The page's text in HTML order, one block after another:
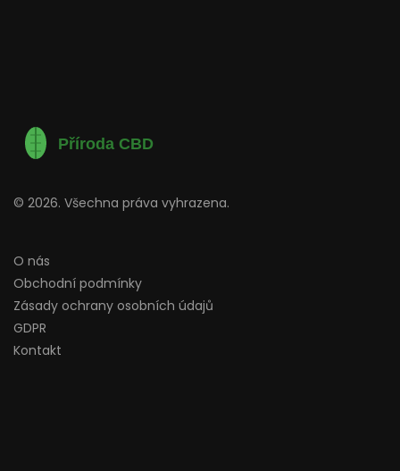
© 2026. Všechna práva vyhrazena.
O nás
Obchodní podmínky
Zásady ochrany osobních údajů
GDPR
Kontakt